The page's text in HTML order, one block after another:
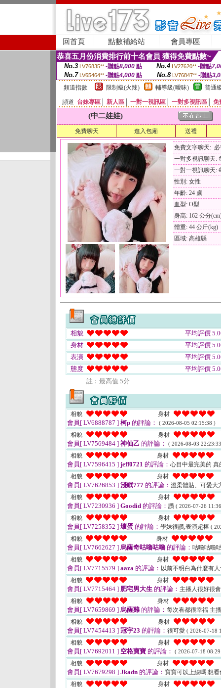
回首頁 點數補給站 會員專區
恭喜五月份消費排行前十名會員 獲得免費點數~
No.3 LV76835** -贈點8,000點 No.4 LV27620** -贈點
No.7 LV65464** -贈點4,000 點 No.8 LV76847** -贈點
頻道指數
限制級(火辣) 輔導級(曖昧) 普通
頻道 台妹專區 新人區 一對一視訊區 一對多視訊區 免
(中二娃娃)
免費聊天 進入包廂 送禮
免費文字聊天:
一對多視訊聊天:
一對一視訊聊天:
性別: 女性
年齡: 24 歲
血型: O型
身高: 162 公分
體重: 44 公斤(kg)
區域: 高雄縣
相貌
平均評價
身材
平均評價
表演
平均評價
態度
平均評價
註﹕最高值 5分
相貌 身材
會員[ LV6888787 ] 柯p 的評論： ( 2026-08-05 02:15:38 )
相貌 身材
會員[ LV7569484 ] 神仙乙 的評論： ( 2026-08-03
相貌 身材
會員[ LV7596415 ] jeff0721 的評論： 心目中最完美的
相貌
身材
會員[ LV7626853 ] 淺眠777 的評論： 溫柔體貼、可愛大
相貌
身材
會員[ LV7230936 ] Goodid 的評論： 讚 ( 2026-07-26
相貌 身材
會員[ LV7258352 ] 壞蛋 的評論： 學妹很讚,表演超棒 (
相貌 身材
會員[ LV7662627 ] 烏薩奇咕嚕咕嚕的評論： 咕嚕咕嚕
相貌
身材
會員[ LV7715579 ] aaza 的評論： 以前不明白為什麼有
相貌
身材
會員[ LV7715464 ] 肥宅男大生 的評論： 主播人很好很
相貌
身材
會員[ LV7659869 ] 烏薩雞的評論： 每次看都很幸福 主
相貌
身材
會員[ LV7454413 ] 冠宇23 的評論： 很可愛 ( 2026-07-18
相貌 身材
會員[ LV7692011 ] 空格寶寶 的評論： ( 2026-07-18
相貌 身材
會員[ LV7679298 ] Jkadn 的評論： 寶寶可以上線嗎 想
相貌
身材